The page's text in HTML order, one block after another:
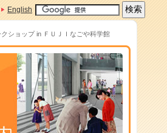
English
ショップ in ＦＵＪＩなごや科学館